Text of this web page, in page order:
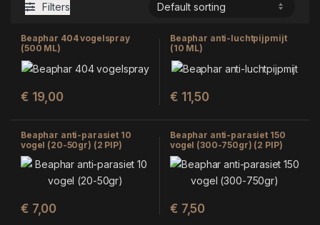
Filters
Beaphar 404 vogelspray
(500 ML)
€ 19,00
Beaphar anti-luchtpijpmijt
(10 ML)
€ 11,50
Beaphar anti-parasiet 10
vogel (20-50gr) (2 PIP)
€ 7,00
Beaphar anti-parasiet 150
vogel (300-750gr) (2 PIP)
€ 7,50